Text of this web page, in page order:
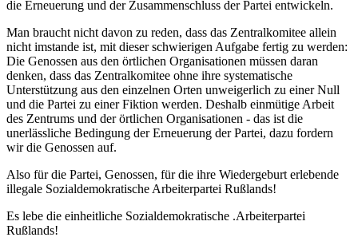
die Erneuerung und der Zusammenschluss der Partei entwickeln.
Man braucht nicht davon zu reden, dass das Zentralkomitee allein
nicht imstande ist, mit dieser schwierigen Aufgabe fertig zu werden:
Die Genossen aus den örtlichen Organisationen müssen daran
denken, dass das Zentralkomitee ohne ihre systematische
Unterstützung aus den einzelnen Orten unweigerlich zu einer Null
und die Partei zu einer Fiktion werden. Deshalb einmütige Arbeit
des Zentrums und der örtlichen Organisationen - das ist die
unerlässliche Bedingung der Erneuerung der Partei, dazu fordern
wir die Genossen auf.
Also für die Partei, Genossen, für die ihre Wiedergeburt erlebende
illegale Sozialdemokratische Arbeiterpartei Rußlands!
Es lebe die einheitliche Sozialdemokratische .Arbeiterpartei
Rußlands!